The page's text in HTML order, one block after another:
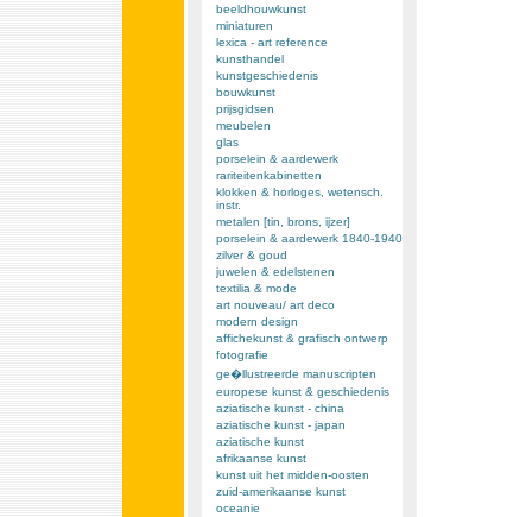
beeldhouwkunst
miniaturen
lexica - art reference
kunsthandel
kunstgeschiedenis
bouwkunst
prijsgidsen
meubelen
glas
porselein & aardewerk
rariteitenkabinetten
klokken & horloges, wetensch.
instr.
metalen [tin, brons, ijzer]
porselein & aardewerk 1840-1940
zilver & goud
juwelen & edelstenen
textilia & mode
art nouveau/ art deco
modern design
affichekunst & grafisch ontwerp
fotografie
ge�llustreerde manuscripten
europese kunst & geschiedenis
aziatische kunst - china
aziatische kunst - japan
aziatische kunst
afrikaanse kunst
kunst uit het midden-oosten
zuid-amerikaanse kunst
oceanie